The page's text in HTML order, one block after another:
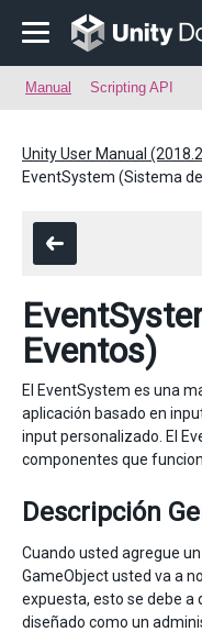
Manual Scripting API
Unity User Manual
EventSystem (Sistema
Eventos)
El EventSystem es una
aplicación basado en
input personalizado. El
componentes que
Descripción
Cuando usted agregue
GameObject usted va a
expuesta, esto se debe a
diseñado como un